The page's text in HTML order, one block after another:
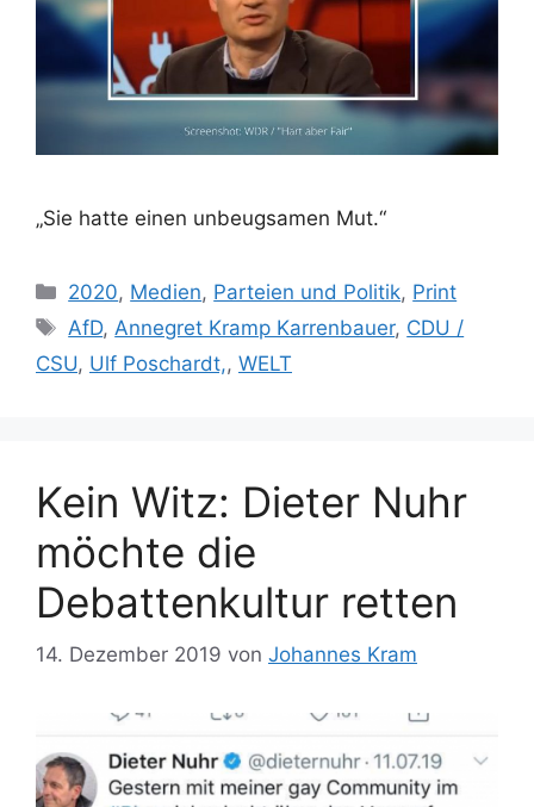
„Sie hatte einen unbeugsamen Mut.“
Kategorien
2020, Medien, Parteien und Politik, Print
Schlagwörter
AfD, Annegret Kramp Karrenbauer, CDU /
CSU, Ulf Poschardt,, WELT
Kein Witz: Dieter Nuhr
möchte die
Debattenkultur retten
14. Dezember 2019 von Johannes Kram